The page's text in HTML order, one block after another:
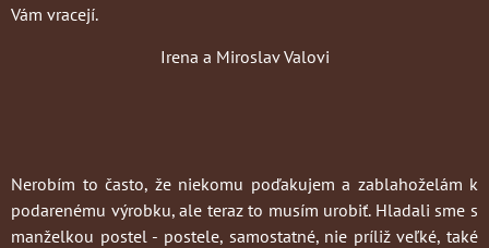
Vám vracejí.
Irena a Miroslav Valovi
Nerobím to často, že niekomu poďakujem a zablahoželám k
podarenému výrobku, ale teraz to musím urobiť. Hladali sme s
manželkou postel - postele, samostatné, nie príliž veľké, také